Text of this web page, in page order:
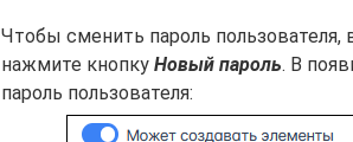
Чтобы сменить пароль
нажмите кнопку Новый пароль. В
пароль пользователя: